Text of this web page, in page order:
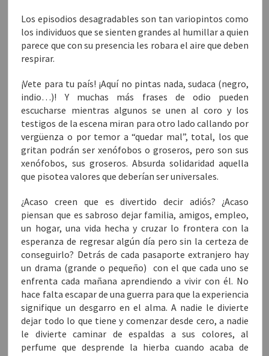
Los episodios desagradables son tan variopintos como
los individuos que se sienten grandes al humillar a quien
parece que con su presencia les robara el aire que deben
respirar.
¡Vete para tu país! ¡Aquí no pintas nada, sudaca (negro,
indio…)! Y muchas más frases de odio pueden
escucharse mientras algunos se unen al coro y los
testigos de la escena miran para otro lado callando por
vergüenza o por temor a “quedar mal”, total, los que
gritan podrán ser xenófobos o groseros, pero son sus
xenófobos, sus groseros. Absurda solidaridad aquella
que pisotea valores que deberían ser universales.
¿Acaso creen que es divertido decir adiós? ¿Acaso
piensan que es sabroso dejar familia, amigos, empleo,
un hogar, una vida hecha y cruzar lo frontera con la
esperanza de regresar algún día pero sin la certeza de
conseguirlo? Detrás de cada pasaporte extranjero hay
un drama (grande o pequeño) con el que cada uno se
enfrenta cada mañana aprendiendo a vivir con él. No
hace falta escapar de una guerra para que la experiencia
signifique un desgarro en el alma. A nadie le divierte
dejar todo lo que tiene y comenzar desde cero, a nadie
le divierte caminar de espaldas a sus colores, al
perfume que desprende la hierba cuando acaba de